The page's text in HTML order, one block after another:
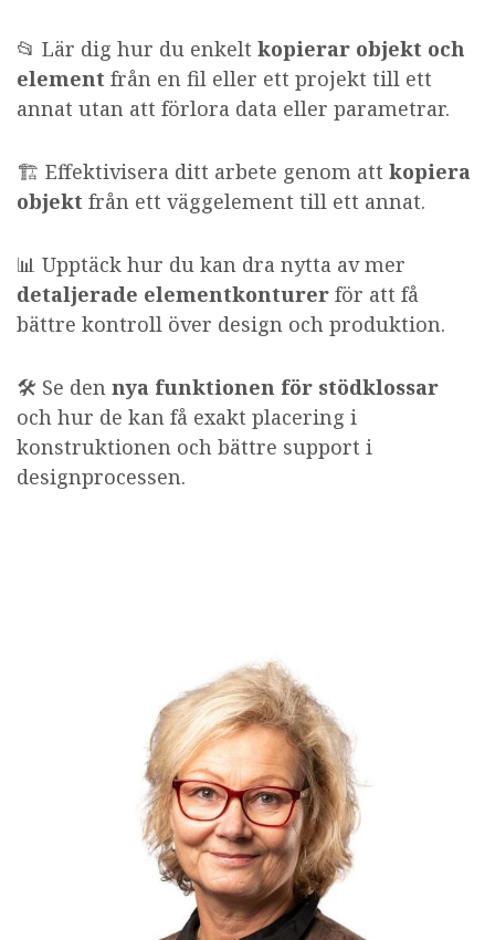
📂 Lär dig hur du enkelt kopierar objekt och
element från en fil eller ett projekt till ett
annat utan att förlora data eller parametrar.
🏗️ Effektivisera ditt arbete genom att kopiera
objekt från ett väggelement till ett annat.
📊 Upptäck hur du kan dra nytta av mer
detaljerade elementkonturer för att få
bättre kontroll över design och produktion.
🛠️ Se den nya funktionen för stödklossar
och hur de kan få exakt placering i
konstruktionen och bättre support i
designprocessen.